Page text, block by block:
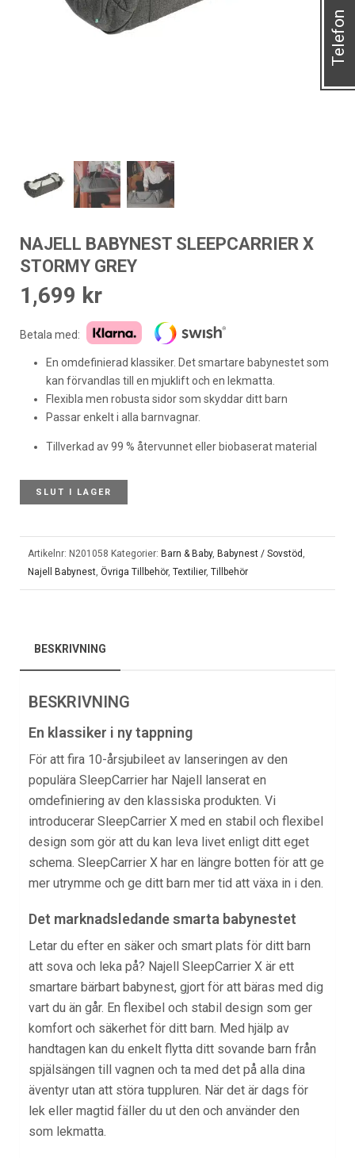
NAJELL BABYNEST SLEEPCARRIER X
STORMY GREY
1,699 kr
Betala med:
En omdefinierad klassiker. Det smartare babynestet som
kan förvandlas till en mjuklift och en lekmatta.
Flexibla men robusta sidor som skyddar ditt barn
Passar enkelt i alla barnvagnar.
Tillverkad av 99 % återvunnet eller biobaserat material
SLUT I LAGER
Artikelnr: N201058 Kategorier: Barn & Baby, Babynest / Sovstöd ,
Najell Babynest, Övriga Tillbehör, Textilier, Tillbehör
BESKRIVNING
BESKRIVNING
En klassiker i ny tappning
För att fira 10-årsjubileet av lanseringen av den
populära SleepCarrier har Najell lanserat en
omdefiniering av den klassiska produkten. Vi
introducerar SleepCarrier X med en stabil och flexibel
design som gör att du kan leva livet enligt ditt eget
schema. SleepCarrier X har en längre botten för att ge
mer utrymme och ge ditt barn mer tid att växa in i den.
Det marknadsledande smarta babynestet
Letar du efter en säker och smart plats för ditt barn
att sova och leka på? Najell SleepCarrier X är ett
smartare bärbart babynest, gjort för att bäras med dig
vart du än går. En flexibel och stabil design som ger
komfort och säkerhet för ditt barn. Med hjälp av
handtagen kan du enkelt flytta ditt sovande barn från
spjälsängen till vagnen och ta med det på alla dina
äventyr utan att störa tuppluren. När det är dags för
lek eller magtid fäller du ut den och använder den
som lekmatta.
Telefon